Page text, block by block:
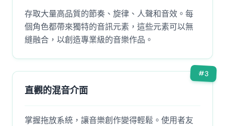
存取大量高品質的節奏、旋律、人聲和音效。每
個角色都帶來獨特的音訊元素，這些元素可以無
縫融合，以創造專業級的音樂作品。
#3
直觀的混音介面
掌握拖放系統，讓音樂創作變得輕鬆。使用者友